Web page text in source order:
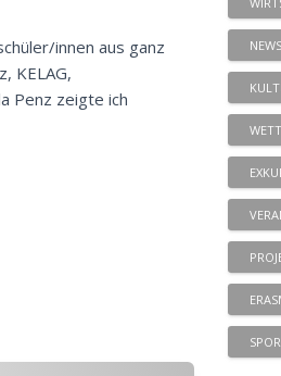
innen aus ganz
KELAG,
Penz zeigte ich